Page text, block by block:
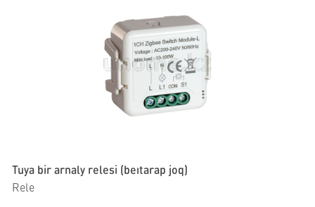
Tuya bir arnaly relesi (beıtarap joq)
Rele